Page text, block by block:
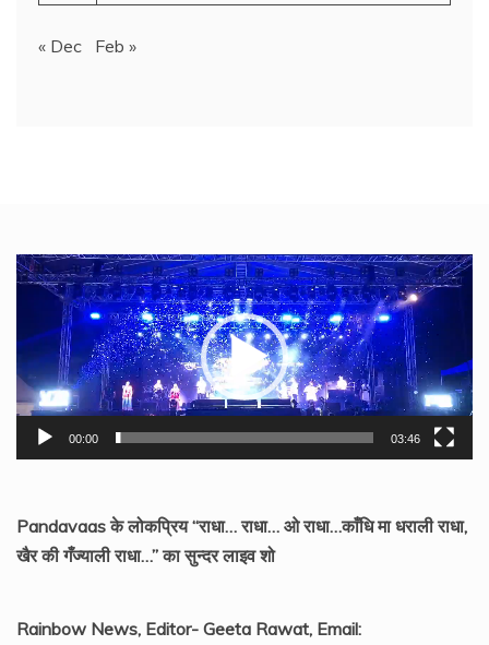
« Dec Feb »
Video
Player
00:00 03:46
Pandavaas के लोकप्रिय “राधा… राधा… ओ राधा…काँधि मा धराली राधा,
खैर की गँज्याली राधा…” का सुन्दर लाइव शो
Rainbow News, Editor- Geeta Rawat, Email: